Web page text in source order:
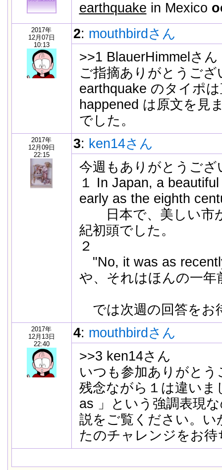
earthquake in Mexico
2017年
12月07日
10:13
2: mouthbirdさん
>>1 BlauerHimmelさん
ご指摘ありがとうご
earthquake のタイポ
happened は原文を見
でした。
2017年
12月09日
22:15
3: ken14さん
今週もありがとうござ
１ In Japan, a
early as the eighth
日本で、美しい市
紀初頭でした。
２
"No, it was as
や、それはほんの一年
では次週の回答をお
2017年
12月13日
22:40
4: mouthbirdさん
>>3 ken14さん
いつも参加ありがとう
残念ながら１は違い
as 」という強調表現
説をご覧ください。
たのチャレンジをお